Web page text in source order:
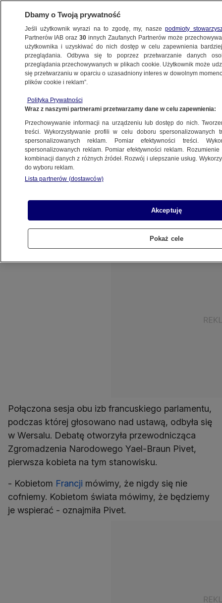
ŚWIAT
do aborcji
4.03.2024, 19:33
Udostępnij
Kongres Parlamentu Francuskiego zagłosował w
obu izb francuskiego parlamentu ustawę
przegłosowano zdecydowaną większością
głosów.
Połączona sesja obu izb francuskiego parlamentu,
podczas której głosowano nad ustawą, odbyła się
w Wersalu. Debatę otworzyła przewodnicząca
Zgromadzenia Narodowego Yael-Braun Pivet,
pierwsza kobieta na tym stanowisku.
- Kobietom Francji mówimy, że nigdy się nie
cofniemy. Kobietom świata mówimy, że będziemy
je wspierać - oznajmiła Pivet.
Dbamy o Twoją prywatność
Jeśli użytkownik wyrazi na to zgodę, my, naszepodmioty
Partnerów IAB oraz30 innych Zaufanych Partnerów może
użytkownika i uzyskiwać do nich dostęp w celu zapewnienia
przeglądania. Odbywa się to poprzez przetwarzanie danych
przeglądania przechowywanych w plikach cookie. Użytkownik może
się przetwarzaniu w oparciu o uzasadniony interes w dowolnym
plików cookie i reklam”.
Polityka Prywatności
Wraz z naszymi partnerami przetwarzamy dane w celu zapewnienia:
Przechowywanie informacji na urządzeniu lub dostęp do nich.
treści. Wykorzystywanie profili w celu doboru spersonalizowanych
spersonalizowanych reklam. Pomiar efektywności treści.
spersonalizowanych reklam. Pomiar efektywności reklam.
kombinacji danych z różnych źródeł. Rozwój i ulepszanie usług.
do wyboru reklam.
Lista partnerów (dostawców)
Akceptuję
Pokaż cele